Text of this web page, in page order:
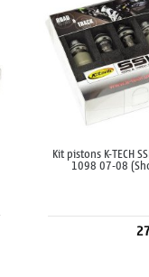
Kit pistons K-TECH
1098 07-08